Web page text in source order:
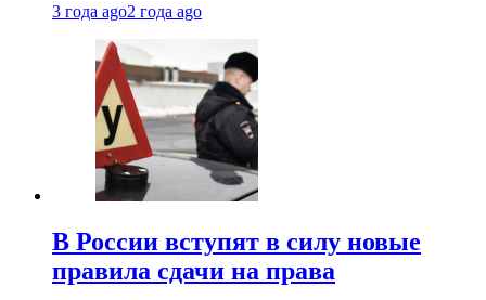
3 года ago2 года ago
В России вступят в силу новые
правила сдачи на права